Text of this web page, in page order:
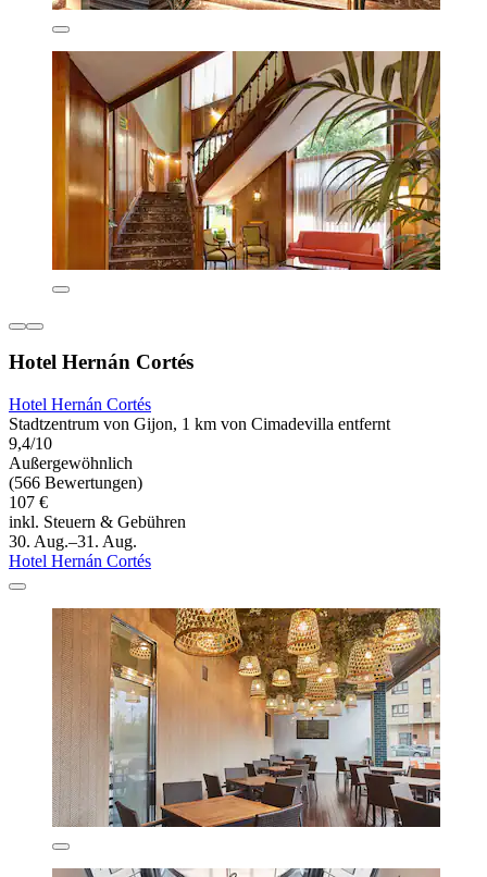
Hotel Hernán Cortés
Hotel Hernán Cortés
Stadtzentrum von Gijon, 1 km von Cimadevilla entfernt
9,4/10
Außergewöhnlich
(566 Bewertungen)
107 €
inkl. Steuern & Gebühren
30. Aug.–31. Aug.
Hotel Hernán Cortés